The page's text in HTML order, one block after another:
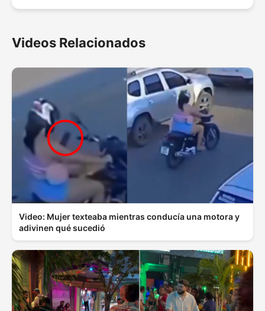
Videos Relacionados
Video: Mujer texteaba mientras conducía una motora y
adivinen qué sucedió